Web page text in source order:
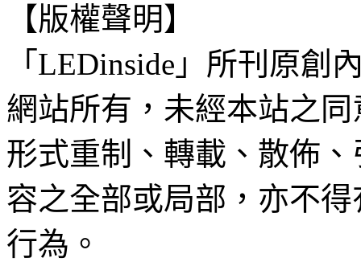
【版權聲明】
「LEDinside」所刊原創
網站所有，未經本站之
形式重制、轉載、散佈
容之全部或局部，亦不
行為。